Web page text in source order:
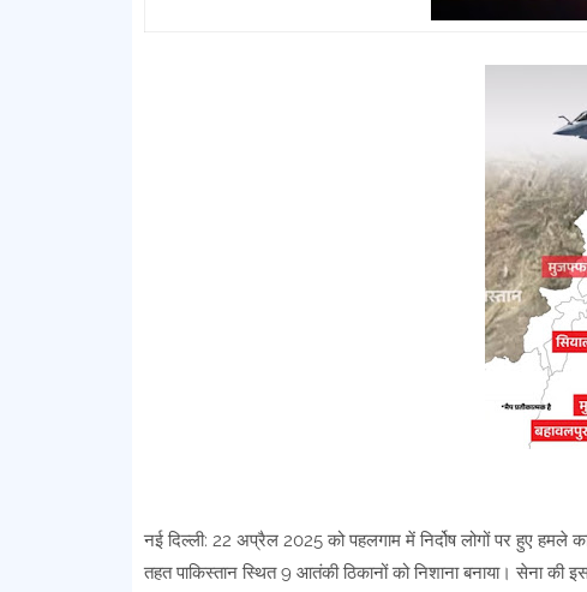
नई दिल्ली: 22 अप्रैल 2025 को पहलगाम में निर्दोष लोगों पर हुए हमले
तहत पाकिस्तान स्थित 9 आतंकी ठिकानों को निशाना बनाया। सेना की